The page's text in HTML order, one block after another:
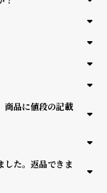
商品に値段の記載
した。返品できま